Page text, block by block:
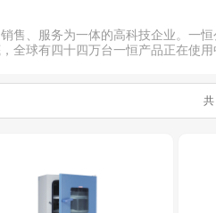
售、服务为一体的高科技企业。一
全球有四十四万台一恒产品正在使用
共